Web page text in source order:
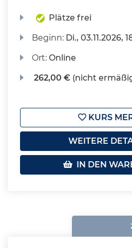
Plätze frei
Beginn: Di., 03.11.2026,
Ort:Online
262,00 € (nicht
KURS
WEITERE
IN DEN